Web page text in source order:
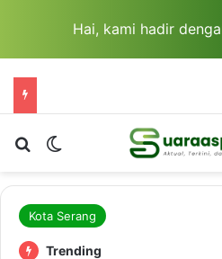
Hai, kami hadir
Cari berita...Switch skin
Kota Serang
Trending